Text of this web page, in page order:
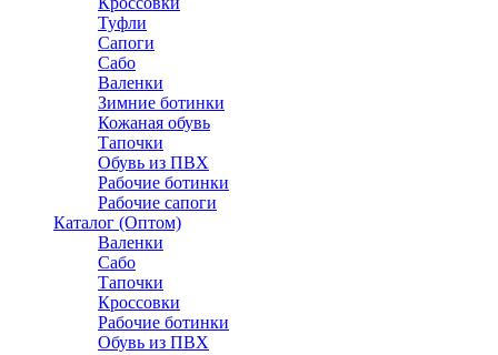
Туфли
Сапоги
Сабо
Валенки
Зимние ботинки
Кожаная обувь
Тапочки
Обувь из ПВХ
Рабочие ботинки
Рабочие сапоги
Каталог (Оптом)
Валенки
Сабо
Тапочки
Кроссовки
Рабочие ботинки
Обувь из ПВХ